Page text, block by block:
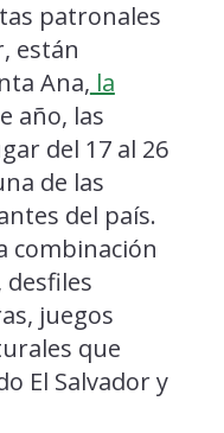
patronales
están
Ana, la
año, las
del 17 al 26
de las
del país.
combinación
juegos
que
El Salvador y